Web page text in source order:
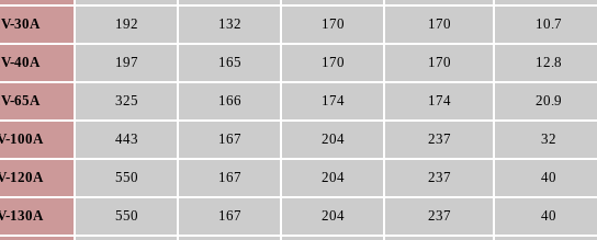
30A 192 132 170 170 10.7
40A 197 165 170 170 12.8
65A 325 166 174 174 20.9
100A 443 167 204 237 32
120A 550 167 204 237 40
130A 550 167 204 237 40